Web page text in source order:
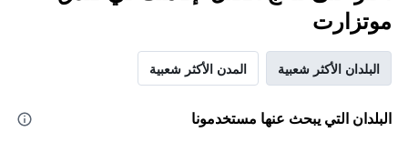
موتزارت
البلدان الأكثر شعبية المدن الأكثر شعبية
البلدان التي يبحث عنها مستخدمونا